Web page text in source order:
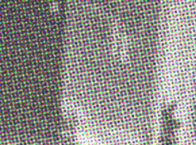
フト 書籍・雑誌